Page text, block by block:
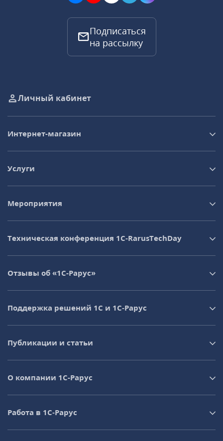
Подписаться
на рассылку
Личный кабинет
Интернет-магазин
Услуги
Мероприятия
Техническая конференция 1C‑RarusTechDay
Отзывы об «1С-Рарус»
Поддержка решений 1С и 1С‑Рарус
Публикации и статьи
О компании 1C-Рарус
Работа в 1С‑Рарус